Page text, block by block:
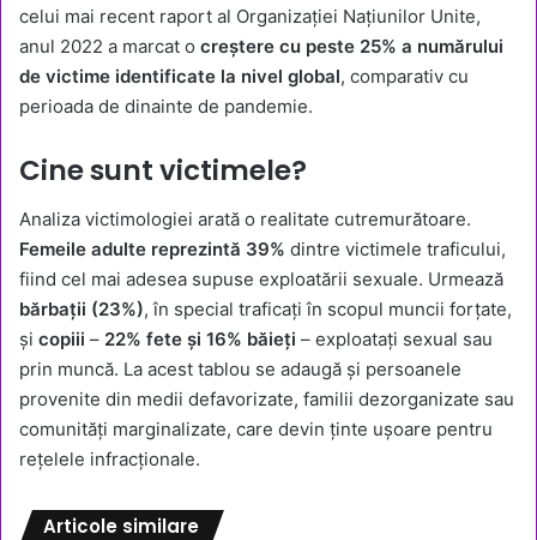
celui mai recent raport al Organizației Națiunilor Unite,
anul 2022 a marcat o creștere cu peste 25% a numărului
de victime identificate la nivel global, comparativ cu
perioada de dinainte de pandemie.
Cine sunt victimele?
Analiza victimologiei arată o realitate cutremurătoare.
Femeile adulte reprezintă 39% dintre victimele traficului,
fiind cel mai adesea supuse exploatării sexuale. Urmează
bărbații (23%), în special traficați în scopul muncii forțate,
și copiii – 22% fete și 16% băieți – exploatați sexual sau
prin muncă. La acest tablou se adaugă și persoanele
provenite din medii defavorizate, familii dezorganizate sau
comunități marginalizate, care devin ținte ușoare pentru
rețelele infracționale.
Articole similare